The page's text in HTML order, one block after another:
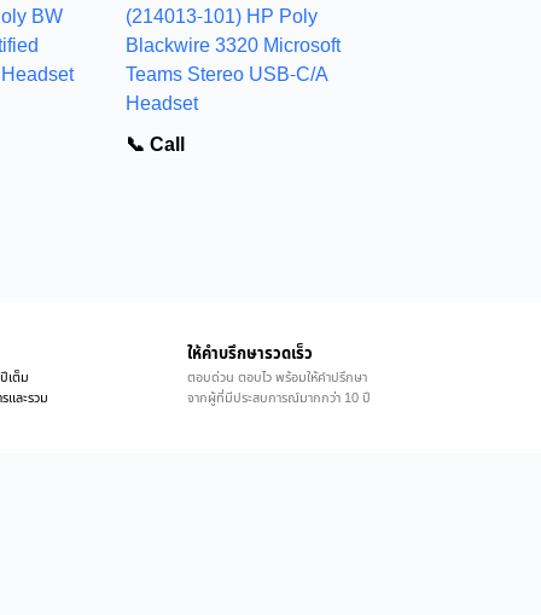
BW
(214013-101) HP Poly
Blackwire 3320 Microsoft
Teams Stereo USB-C/A
Headset
📞 Call
เต็ม
และรวม
ให้คำบรึกษารวดเร็ว
ตอบด่วน ตอบไว พร้อมให้คำปรึกษา
จากผู้ที่มีประสบการณ์มากกว่า 10 ปี